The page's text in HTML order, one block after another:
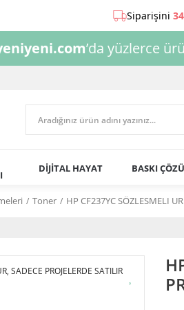
’da yüzlerce
DİJİTAL HAYAT BASKI
Toner HP CF237YC SÖZLESMELI